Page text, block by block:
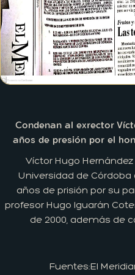
Condenan al exrector
años de presión por el
Víctor Hugo
Universidad de Córdoba
años de prisión por su
profesor Hugo Iguarán
de 2000, además de
Fuentes:El